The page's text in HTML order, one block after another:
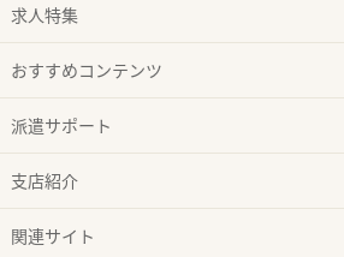
求人特集
おすすめコンテンツ
派遣サポート
支店紹介
関連サイト